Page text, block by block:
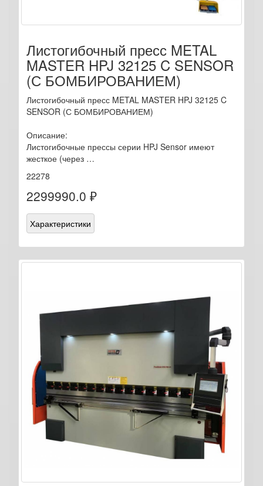
Листогибочный пресс METAL
MASTER HPJ 32125 C SENSOR
(С БОМБИРОВАНИЕМ)
Листогибочный пресс METAL MASTER HPJ 32125 C
SENSOR (С БОМБИРОВАНИЕМ)
Описание:
Листогибочные прессы серии HPJ Sensor имеют
жесткое (через …
22278
2299990.0 ₽
Характеристики